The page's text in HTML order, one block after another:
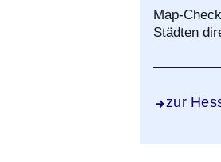
Map-
Städten
zur